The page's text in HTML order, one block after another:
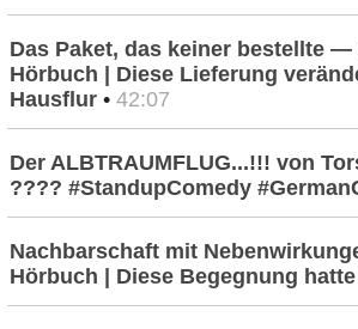
Das Paket, das keiner bestellte —
Hörbuch | Diese Lieferung
Hausflur • 42:07
Der ALBTRAUMFLUG...!!! von
???? #StandupComedy
Nachbarschaft mit
Hörbuch | Diese Begegnung